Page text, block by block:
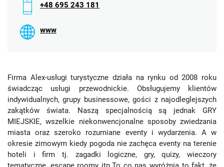
+48 695 243 181
www
Firma Alex-usługi turystyczne działa na rynku od 2008 roku
świadcząc usługi przewodnickie. Obsługujemy klientów
indywidualnych, grupy businessowe, gości z najodleglejszych
zakątków świata. Naszą specjalnością są jednak GRY
MIEJSKIE, wszelkie niekonwencjonalne sposoby zwiedzania
miasta oraz szeroko rozumiane eventy i wydarzenia. A w
okresie zimowym kiedy pogoda nie zachęca eventy na terenie
hoteli i firm tj. zagadki logiczne, gry, quizy, wieczory